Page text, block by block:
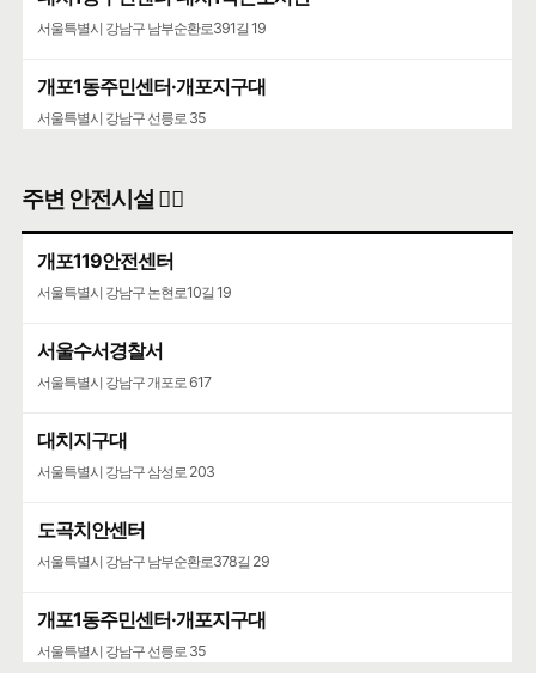
서울특별시 강남구 남부순환로391길 19
개포1동주민센터·개포지구대
서울특별시 강남구 선릉로 35
주변 안전시설 👮‍♀️
개포119안전센터
서울특별시 강남구 논현로10길 19
서울수서경찰서
서울특별시 강남구 개포로 617
대치지구대
서울특별시 강남구 삼성로 203
도곡치안센터
서울특별시 강남구 남부순환로378길 29
개포1동주민센터·개포지구대
서울특별시 강남구 선릉로 35